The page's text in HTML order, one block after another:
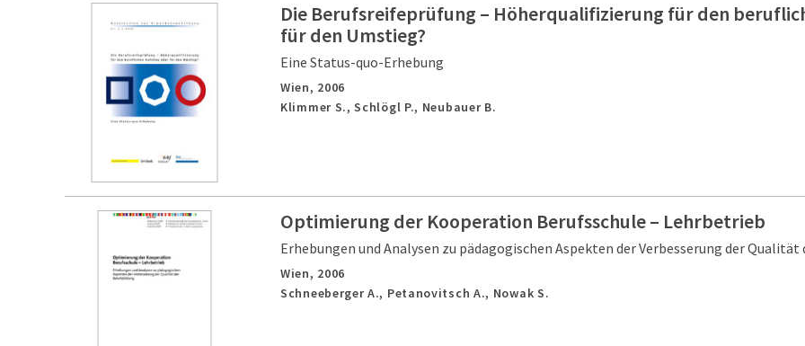
Die Berufsreifeprüfung – Höherqualifizierung für den
für den Umstieg?
Eine Status-quo-Erhebung
Wien, 2006
Klimmer S., Schlögl P., Neubauer B.
Optimierung der Kooperation Berufsschule – Lehrbetrieb
Erhebungen und Analysen zu pädagogischen Aspekten der Verbesserung der
Wien, 2006
Schneeberger A., Petanovitsch A., Nowak S.